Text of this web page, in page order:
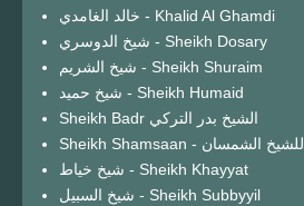
خالد الغامدي - Khalid Al Ghamdi
شيخ الدوسري - Sheikh Dosary
شيخ الشريم - Sheikh Shuraim
شيخ حميد - Sheikh Humaid
Sheikh Badr الشيخ بدر التركي
Sheikh Shamsaan - للشيخ الشمسان
شيخ خياط - Sheikh Khayyat
شيخ السبيل - Sheikh Subbyyil